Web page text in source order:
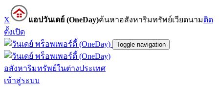
X แอปวันเดย์ (OneDay)ค้นหาอสังหาริมทรัพย์เวียดนามติด
ตั้งเปิด
Toggle navigation
อสังหาริมทรัพย์ในต่างประเทศ
เข้าสู่ระบบ